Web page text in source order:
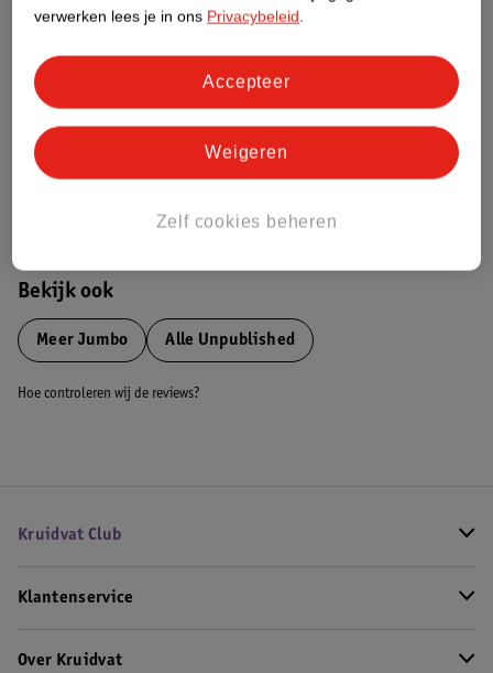
Dit product heeft (nog) geen Nature
Impact Score.
Bestel & Bezorginformatie
Bekijk ook
Meer Jumbo Alle Unpublished
Hoe controleren wij de reviews?
Kruidvat Club
Klantenservice
Over Kruidvat
verwerken lees je in ons Privacybeleid.
Zelf cookies beheren
Weigeren
Accepteer